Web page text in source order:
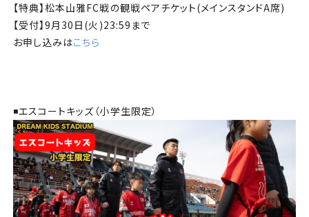
【特典】松本山雅FC戦の観戦ペアチケット(メインスタンドA席)
【受付】9月30日(火)23:59まで
お申し込みはこちら
◾️エスコートキッズ（小学生限定）